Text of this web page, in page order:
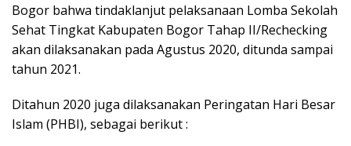
Bogor bahwa tindaklanjut pelaksanaan Lomba Sekolah
Sehat Tingkat Kabupaten Bogor Tahap II/Rechecking
akan dilaksanakan pada Agustus 2020, ditunda sampai
tahun 2021.
Ditahun 2020 juga dilaksanakan Peringatan Hari Besar
Islam (PHBI), sebagai berikut :